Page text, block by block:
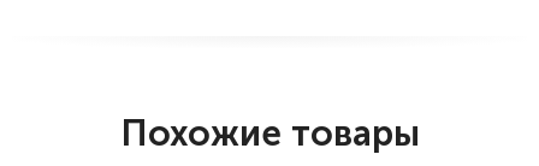
Похожие товары